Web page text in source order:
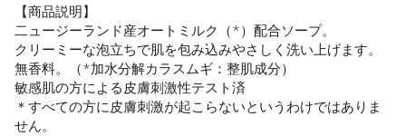
【商品説明】
二ュージーランド産オートミルク（*）配合ソープ。
クリーミーな泡立ちで肌を包み込みやさしく洗い上げます。
無香料。（*加水分解カラスムギ：整肌成分）
敏感肌の方による皮膚刺激性テスト済
＊すべての方に皮膚刺激が起こらないというわけではありま
せん。